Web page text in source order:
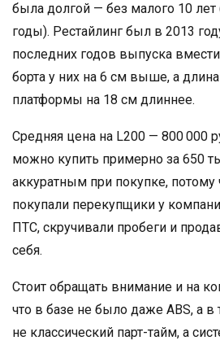
была долгой — без малого 10 лет
годы). Рестайлинг был в 2013
последних годов выпуска
борта у них на 6 см выше, а
платформы на 18 см длиннее.
Средняя цена на L200 — 800 000
можно купить примерно за 650
аккуратным при покупке, потому
покупали перекупщики у
ПТС, скручивали пробеги и
себя.
Стоит обращать внимание и на
что в базе не было даже ABS, а в
не классический парт-тайм, а